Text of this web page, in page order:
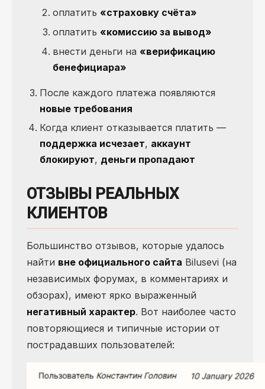
оплатить «страховку счёта»
оплатить «комиссию за вывод»
внести деньги на «верификацию
бенефициара»
После каждого платежа появляются
новые требования
Когда клиент отказывается платить —
поддержка исчезает, аккаунт
блокируют, деньги пропадают
ОТЗЫВЫ РЕАЛЬНЫХ
КЛИЕНТОВ
Большинство отзывов, которые удалось
найти вне официального сайта Bilusevi (на
независимых форумах, в комментариях и
обзорах), имеют ярко выраженный
негативный характер. Вот наиболее часто
повторяющиеся и типичные истории от
пострадавших пользователей: